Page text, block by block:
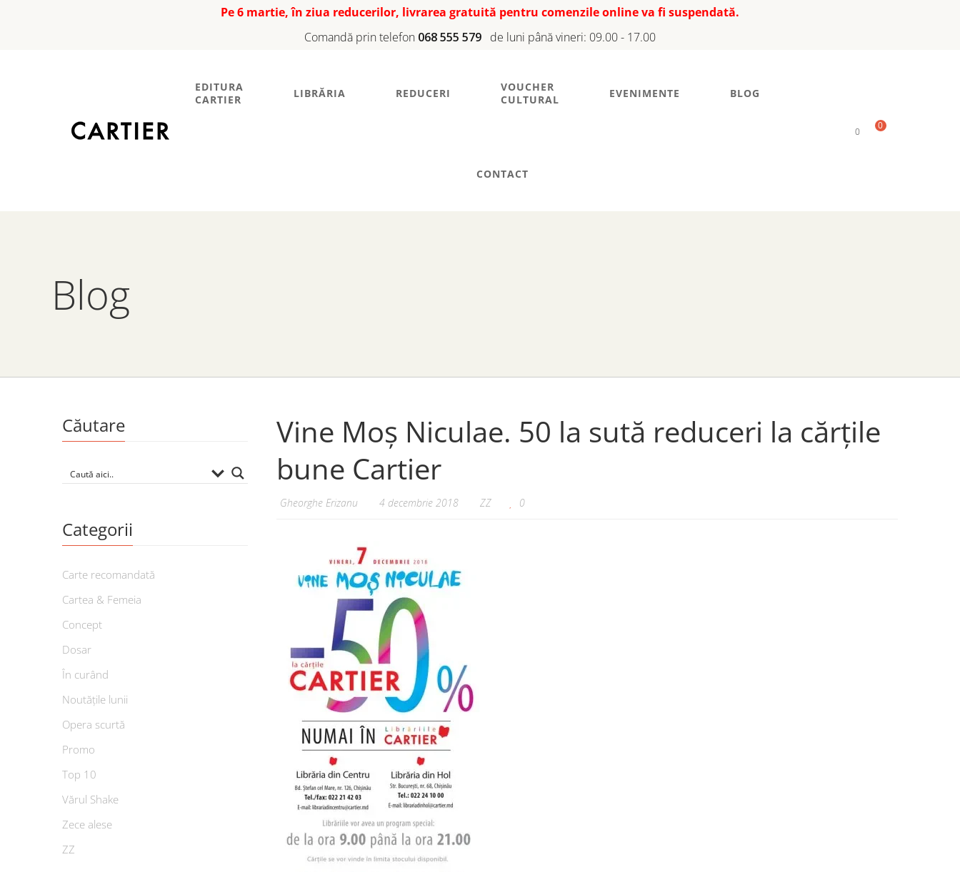
Pe 6 martie, în ziua reducerilor, livrarea gratuită pentru comenzile online va fi suspendată.
Comandă prin telefon 068 555 579 de luni până vineri: 09.00 - 17.00
EDITURA
CARTIER
LIBRĂRIA REDUCERI
VOUCHER
CULTURAL
EVENIMENTE BLOG
CONTACT
0
0
Blog
Vine Moș Niculae. 50 la sută reduceri la cărțile
bune Cartier
Gheorghe Erizanu 4 decembrie 2018 ZZ 0
Căutare
Categorii
Carte recomandată
Cartea & Femeia
Concept
Dosar
În curând
Noutățile lunii
Opera scurtă
Promo
Top 10
Vărul Shake
Zece alese
ZZ